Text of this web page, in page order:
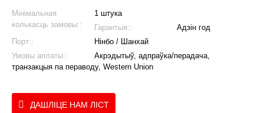
Мінімальная
колькасць замовы::
1 штука
Гарантыя::
Адзін год
Порт::
Нінбо / Шанхай
Умовы аплаты::
Акрэдытыў, адпраўка/перадача,
транзакцыя па пераводу, Western Union
ДАШЛІЦЕ НАМ ЛІСТ